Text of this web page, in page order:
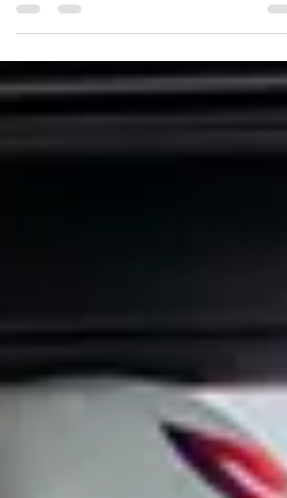
carreteras de México se incrementó en más
del 11% al cierre de 2023, de acuerdo con